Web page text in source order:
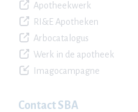
Apotheekwerk
RI&E Apotheken
Arbocatalogus
Werk in de apotheek
Imagocampagne
Contact SBA